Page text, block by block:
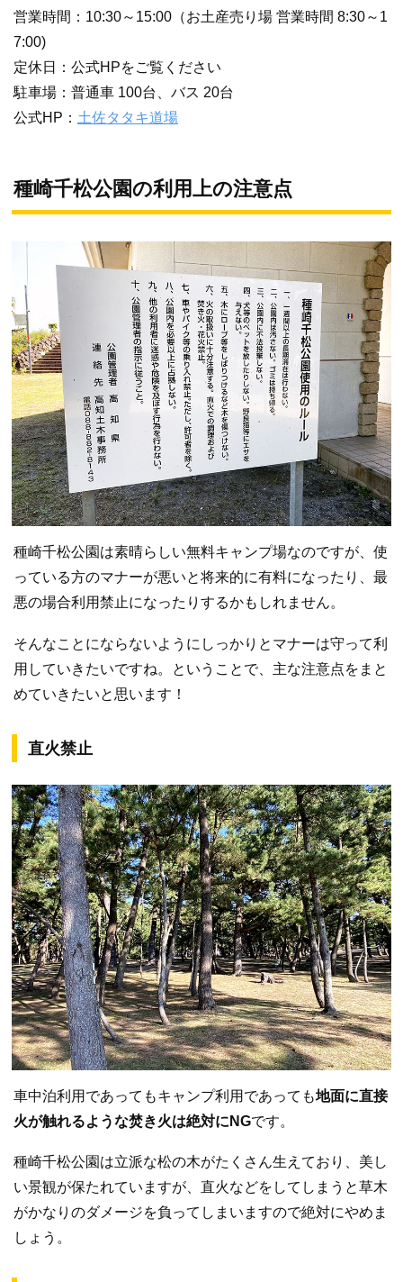
営業時間：10:30～15:00（お土産売り場 営業時間 8:30～1
7:00)
定休日：公式HPをご覧ください
駐車場：普通車 100台、バス 20台
公式HP： 土佐タタキ道場
種崎千松公園の利用上の注意点
種崎千松公園は素晴らしい無料キャンプ場なのですが、使
っている方のマナーが悪いと将来的に有料になったり、最
悪の場合利用禁止になったりするかもしれません。
そんなことにならないようにしっかりとマナーは守って利
用していきたいですね。ということで、主な注意点をまと
めていきたいと思います！
直火禁止
車中泊利用であってもキャンプ利用であっても地面に直接
火が触れるような焚き火は絶対にNGです。
種崎千松公園は立派な松の木がたくさん生えており、美し
い景観が保たれていますが、直火などをしてしまうと草木
がかなりのダメージを負ってしまいますので絶対にやめま
しょう。